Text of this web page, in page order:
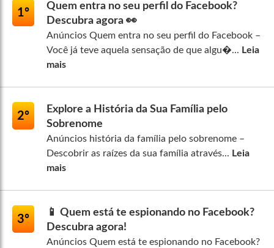
1º
Quem entra no seu perfil do Facebook?
Descubra agora 👀
Anúncios Quem entra no seu perfil do Facebook –
Você já teve aquela sensação de que algu�... Leia
mais
2º
Explore a História da Sua Família pelo
Sobrenome
Anúncios história da família pelo sobrenome –
Descobrir as raízes da sua família através... Leia
mais
3º
📱 Quem está te espionando no Facebook?
Descubra agora!
Anúncios Quem está te espionando no Facebook?